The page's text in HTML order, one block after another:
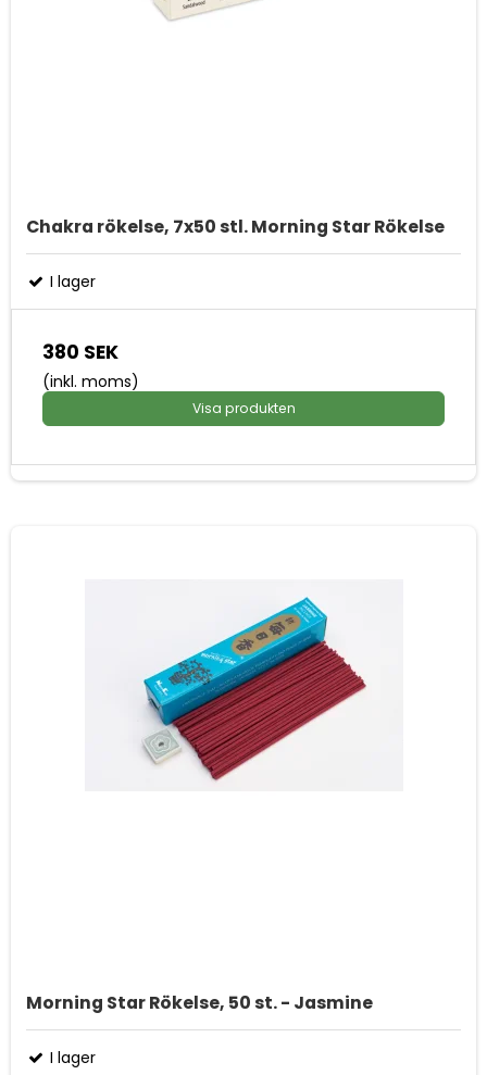
Chakra rökelse, 7x50 stl. Morning Star Rökelse
I lager
380 SEK
(inkl. moms)
Visa produkten
Morning Star Rökelse, 50 st. - Jasmine
I lager